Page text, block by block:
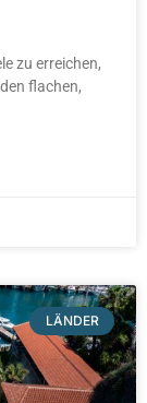
zu erreichen,
flachen,
LÄNDER